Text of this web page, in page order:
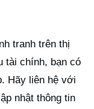
tranh trên thị
tài chính, bạn có
Hãy liên hệ với
nhật thông tin